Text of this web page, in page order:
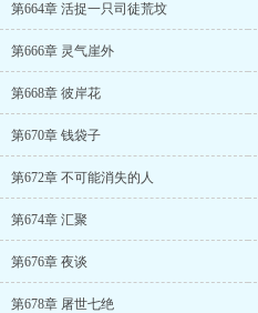
第664章 活捉一只司徒荒坟
第666章 灵气崖外
第668章 彼岸花
第670章 钱袋子
第672章 不可能消失的人
第674章 汇聚
第676章 夜谈
第678章 屠世七绝